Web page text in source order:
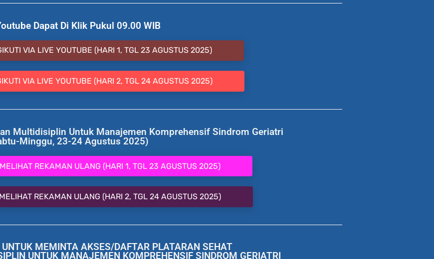
Dapat Di Klik Pukul 09.00 WIB
VIA LIVE YOUTUBE (HARI 1, TGL 23 AGUSTUS 2025)
VIA LIVE YOUTUBE (HARI 2, TGL 24 AGUSTUS 2025)
Multidisiplin Untuk Manajemen Komprehensif Sindrom Geriatri
Minggu, 23-24 Agustus 2025)
REKAMAN ULANG (HARI 1, TGL 23 AGUSTUS 2025)
REKAMAN ULANG (HARI 2, TGL 24 AGUSTUS 2025)
MEMINTA AKSES/DAFTAR PLATARAN SEHAT
UNTUK MANAJEMEN KOMPREHENSIF SINDROM GERIATRI